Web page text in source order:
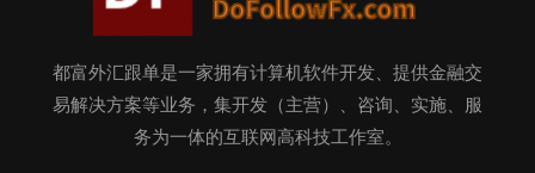
都富外汇跟单是一家拥有计算机软件开发、提供金融交
易解决方案等业务，集开发（主营）、咨询、实施、服
务为一体的互联网高科技工作室。